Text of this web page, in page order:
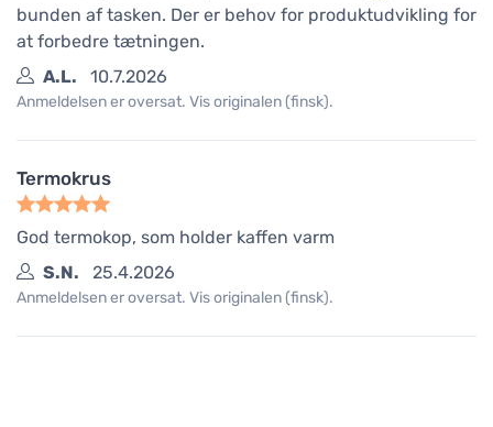
bunden af tasken. Der er behov for produktudvikling for
at forbedre tætningen.
A.L.
10.7.2026
Anmeldelsen er oversat. Vis originalen (finsk).
Termokrus
God termokop, som holder kaffen varm
S.N.
25.4.2026
Anmeldelsen er oversat. Vis originalen (finsk).